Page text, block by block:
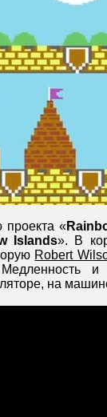
проекта «
Islands». В
Robert
на